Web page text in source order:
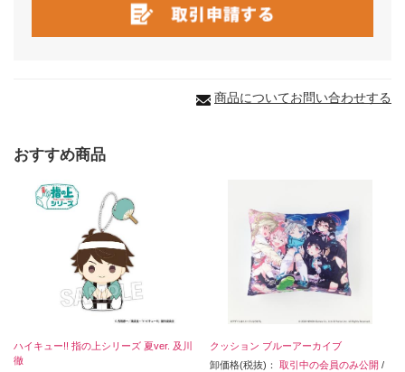
商品についてお問い合わせする
おすすめ商品
ハイキュー!! 指の上シリーズ 夏ver. 及川
徹
クッション ブルーアーカイブ
卸価格(税抜)：取引中の会員のみ公開 /